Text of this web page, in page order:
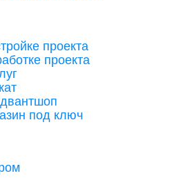
проекта
проекта
под ключ